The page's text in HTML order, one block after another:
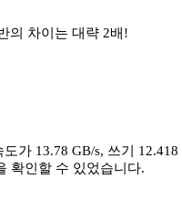
의 차이는 대략 2배!
가 13.78 GB/s, 쓰기
확인할 수 있었습니다.